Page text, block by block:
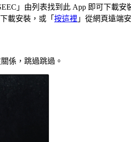
」由列表找到此 App 即可下載安
載安裝，或「 按這裡 」從網頁遠端
係，跳過跳過。